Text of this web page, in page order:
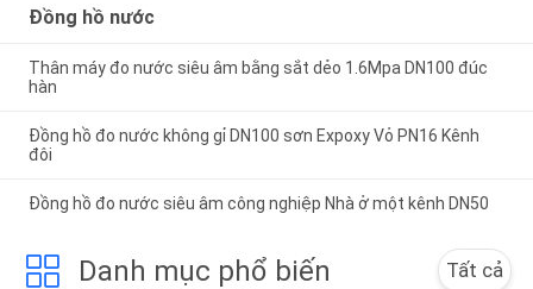
Đồng hồ nước
Thân máy đo nước siêu âm bằng sắt dẻo 1.6Mpa DN100 đúc
hàn
Đồng hồ đo nước không gỉ DN100 sơn Expoxy Vỏ PN16 Kênh
đôi
Đồng hồ đo nước siêu âm công nghiệp Nhà ở một kênh DN50
Danh mục phổ biến
Tất cả